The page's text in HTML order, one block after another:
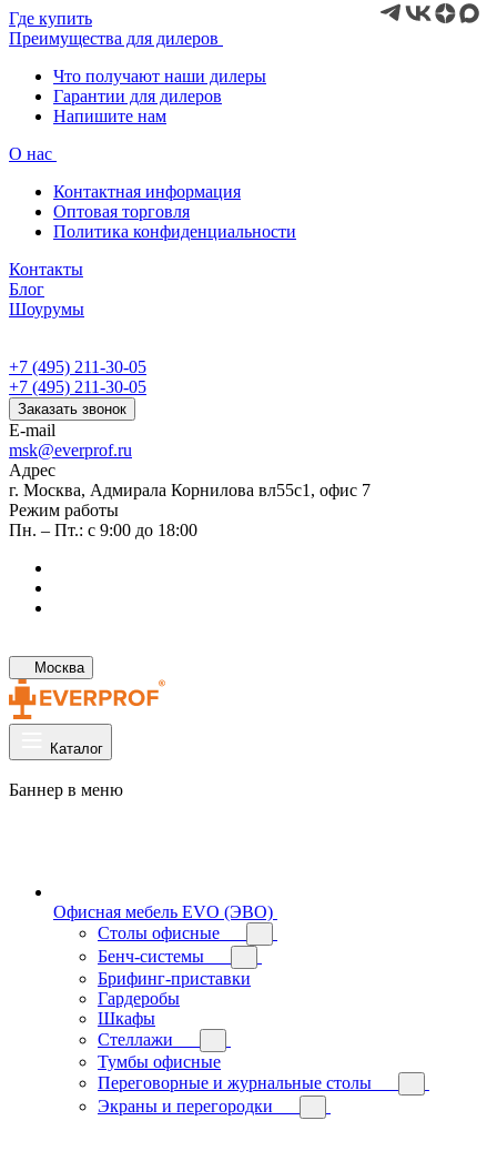
Где купить
Преимущества для дилеров
Что получают наши дилеры
Гарантии для дилеров
Напишите нам
О нас
Контактная информация
Оптовая торговля
Политика конфиденциальности
Контакты
Блог
Шоурумы
+7 (495) 211-30-05
+7 (495) 211-30-05
Заказать звонок
E-mail
msk@everprof.ru
Адрес
г. Москва, Адмирала Корнилова вл55с1, офис 7
Режим работы
Пн. – Пт.: с 9:00 до 18:00
Москва
Каталог
Баннер в меню
Офисная мебель EVO (ЭВО)
Cтолы офисные
Бенч-системы
Брифинг-приставки
Гардеробы
Шкафы
Стеллажи
Тумбы офисные
Переговорные и журнальные столы
Экраны и перегородки